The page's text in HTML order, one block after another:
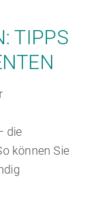
TIPPS
die
können Sie